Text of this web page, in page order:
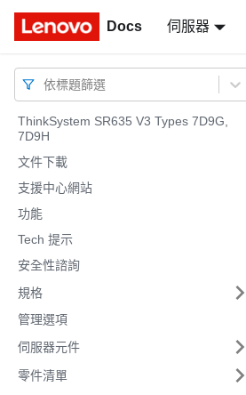
Docs 伺服器
Docs
依標題篩選
ThinkSystem SR635 V3 Types 7D9G,
7D9H
文件下載
支援中心網站
功能
Tech 提示
安全性諮詢
規格
管理選項
伺服器元件
零件清單